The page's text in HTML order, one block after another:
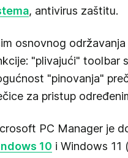
, antivirus zaštitu.
osnovnog
"plivajući" toolbar
"pinovanja"
za pristup
PC Manager je
10 i Windows 11